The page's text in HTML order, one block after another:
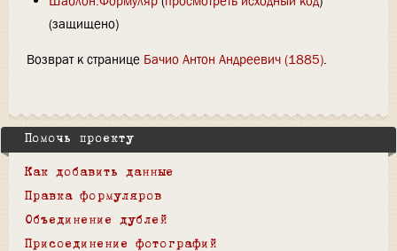
(защищено)
Возврат к странице Бачио Антон Андреевич (1885).
Помочь проекту
Как добавить данные
Правка формуляров
Объединение дублей
Присоединение фотографий